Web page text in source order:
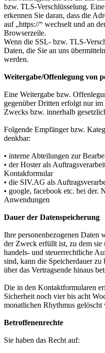
bzw. TLS-Verschlüsselung.
erkennen Sie daran, dass die
auf „https://“ wechselt und an
Browserzeile.
Wenn die SSL- bzw. TLS-
Daten, die Sie an uns
werden.
Weitergabe/Offenlegung von
Eine Weitergabe bzw.
gegenüber Dritten erfolgt nur im
Zwecks bzw. innerhalb
Folgende Empfänger bzw.
denkbar:
• interne Abteilungen zur
• der Hoster als
Kontakformular
• die SIV.AG als
• google, facebook etc. bei der.
Anwendungen
Dauer der Datenspeicherung
Ihre personenbezogenen Daten
der Zweck erfüllt ist, zu dem
handels- und steuerrechtliche
sind, kann die Speicherdauer zu
über das Vertragsende hinaus
Die in den Kontaktformularen
Sicherheit noch vier bis acht
monatlichen Rhythmus gelöscht
Betroffenenrechte
Sie haben das Recht auf: